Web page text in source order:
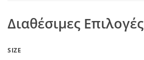
Διαθέσιμες Επιλογές
SIZE